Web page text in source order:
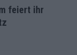
feiert ihr